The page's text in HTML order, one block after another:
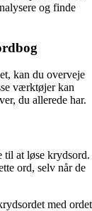
og finde
kan du overveje
værktøjer kan
du allerede har.
til at løse krydsord.
ord, selv når de
med ordet